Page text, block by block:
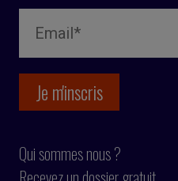
Qui sommes nous ?